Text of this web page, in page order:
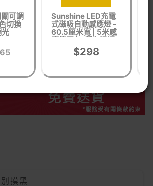
詢有無同功能產品 按我WhatsApp
摸黑
可調
切換
光
Sunshine LED充電
式磁吸自動感應燈 -
60.5厘米寬 | 5米感
應範圍 | 3種色溫調
節
$298